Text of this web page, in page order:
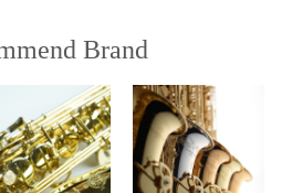
Brand